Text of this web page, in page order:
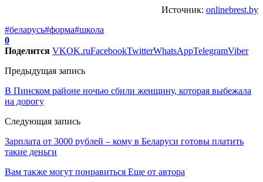
Источник: onlinebrest.by
#беларусь#форма#школа
0
Поделится VKOK.ruFacebookTwitterWhatsAppTelegramViber
Предыдущая запись
В Пинском районе ночью сбили женщину, которая выбежала
на дорогу
Следующая запись
Зарплата от 3000 рублей – кому в Беларуси готовы платить
такие деньги
Вам также могут понравиться Еще от автора